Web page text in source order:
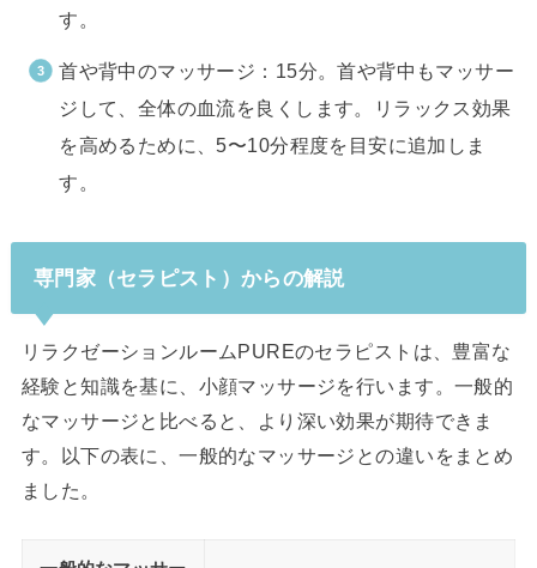
す。
首や背中のマッサージ：15分。首や背中もマッサー
ジして、全体の血流を良くします。リラックス効果
を高めるために、5〜10分程度を目安に追加しま
す。
専門家（セラピスト）からの解説
リラクゼーションルームPUREのセラピストは、豊富な
経験と知識を基に、小顔マッサージを行います。一般的
なマッサージと比べると、より深い効果が期待できま
す。以下の表に、一般的なマッサージとの違いをまとめ
ました。